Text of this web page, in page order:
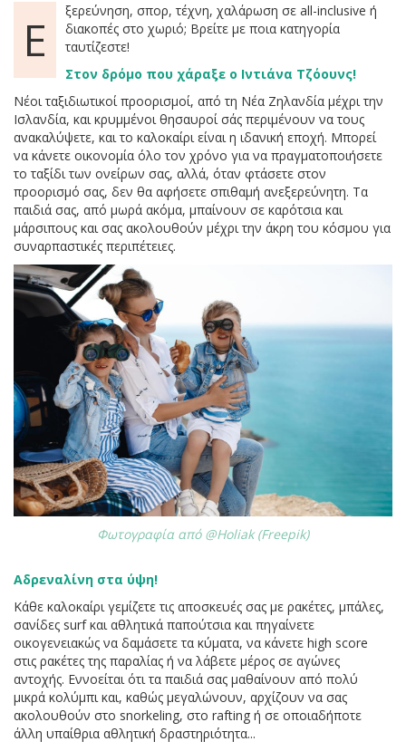
Ε
ξερεύνηση, σπορ, τέχνη, χαλάρωση σε all-inclusive ή
διακοπές στο χωριό; Βρείτε με ποια κατηγορία
ταυτίζεστε!
Στον δρόμο που χάραξε ο Ιντιάνα Τζόουνς!
Νέοι ταξιδιωτικοί προορισμοί, από τη Νέα Ζηλανδία μέχρι την
Ισλανδία, και κρυμμένοι θησαυροί σάς περιμένουν να τους
ανακαλύψετε, και το καλοκαίρι είναι η ιδανική εποχή. Μπορεί
να κάνετε οικονομία όλο τον χρόνο για να πραγματοποιήσετε
το ταξίδι των ονείρων σας, αλλά, όταν φτάσετε στον
προορισμό σας, δεν θα αφήσετε σπιθαμή ανεξερεύνητη. Τα
παιδιά σας, από μωρά ακόμα, μπαίνουν σε καρότσια και
μάρσιπους και σας ακολουθούν μέχρι την άκρη του κόσμου για
συναρπαστικές περιπέτειες.
Φωτογραφία από @Holiak (Freepik)
Αδρεναλίνη στα ύψη!
Κάθε καλοκαίρι γεμίζετε τις αποσκευές σας με ρακέτες, μπάλες,
σανίδες surf και αθλητικά παπούτσια και πηγαίνετε
οικογενειακώς να δαμάσετε τα κύματα, να κάνετε high score
στις ρακέτες της παραλίας ή να λάβετε μέρος σε αγώνες
αντοχής. Εννοείται ότι τα παιδιά σας μαθαίνουν από πολύ
μικρά κολύμπι και, καθώς μεγαλώνουν, αρχίζουν να σας
ακολουθούν στο snorkeling, στο rafting ή σε οποιαδήποτε
άλλη υπαίθρια αθλητική δραστηριότητα...